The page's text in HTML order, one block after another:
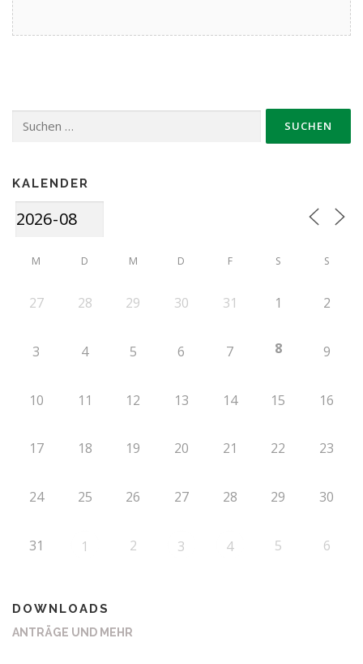
nach:
KALENDER
M D M D F S S
27 28 29 30 31 1 2
3 4 5 6 7 8 9
10 11 12 13 14 15 16
17 18 19 20 21 22 23
24 25 26 27 28 29 30
31 1 2 3 4 5 6
DOWNLOADS
ANTRÄGE UND MEHR